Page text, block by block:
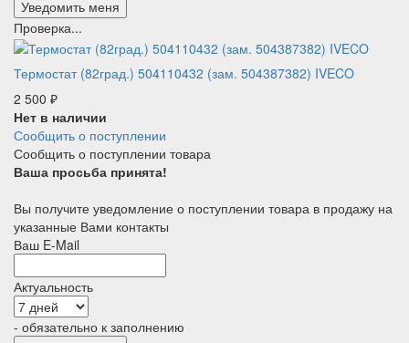
Проверка...
Термостат (82град.) 504110432 (зам. 504387382) IVECO
2 500 ₽
Нет в наличии
Сообщить о поступлении
Сообщить о поступлении товара
Ваша просьба принята!
Вы получите уведомление о поступлении товара в продажу на
указанные Вами контакты
Ваш E-Mail
Актуальность
- обязательно к заполнению